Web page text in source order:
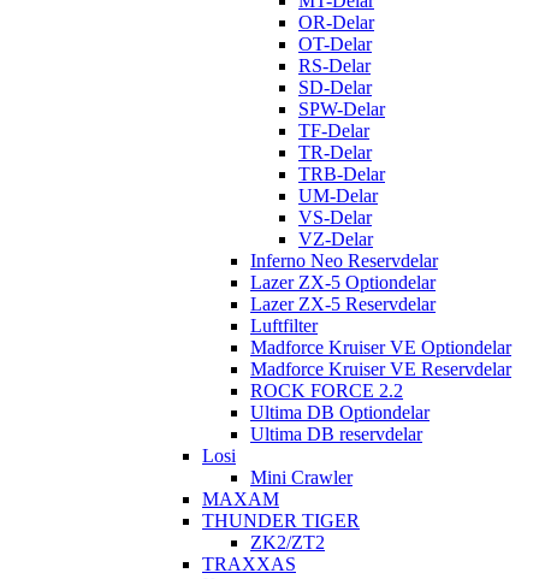
OR-Delar
OT-Delar
RS-Delar
SD-Delar
SPW-Delar
TF-Delar
TR-Delar
TRB-Delar
UM-Delar
VS-Delar
VZ-Delar
Inferno Neo Reservdelar
Lazer ZX-5 Optiondelar
Lazer ZX-5 Reservdelar
Luftfilter
Madforce Kruiser VE Optiondelar
Madforce Kruiser VE Reservdelar
ROCK FORCE 2.2
Ultima DB Optiondelar
Ultima DB reservdelar
Losi
Mini Crawler
MAXAM
THUNDER TIGER
ZK2/ZT2
TRAXXAS